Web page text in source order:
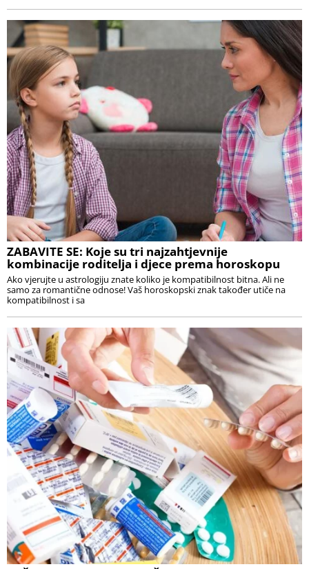
ZABAVITE SE: Koje su tri najzahtjevnije
kombinacije roditelja i djece prema horoskopu
Ako vjerujte u astrologiju znate koliko je kompatibilnost bitna. Ali ne
samo za romantične odnose! Vaš horoskopski znak također utiče na
kompatibilnost i sa